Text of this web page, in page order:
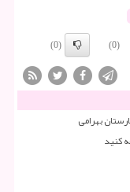
(0)
(0)
بهرامی
کنید